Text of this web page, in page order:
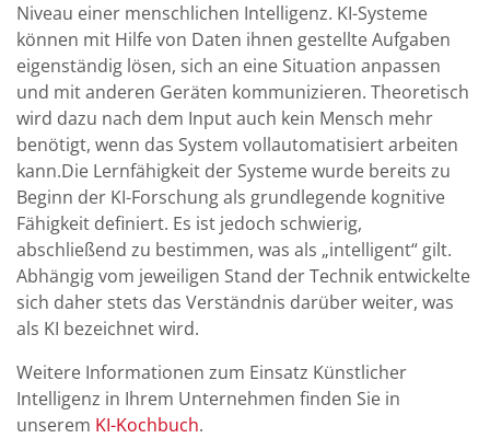
Niveau einer menschlichen Intelligenz. KI-Systeme
können mit Hilfe von Daten ihnen gestellte Aufgaben
eigenständig lösen, sich an eine Situation anpassen
und mit anderen Geräten kommunizieren. Theoretisch
wird dazu nach dem Input auch kein Mensch mehr
benötigt, wenn das System vollautomatisiert arbeiten
kann.Die Lernfähigkeit der Systeme wurde bereits zu
Beginn der KI-Forschung als grundlegende kognitive
Fähigkeit definiert. Es ist jedoch schwierig,
abschließend zu bestimmen, was als „intelligent“ gilt.
Abhängig vom jeweiligen Stand der Technik entwickelte
sich daher stets das Verständnis darüber weiter, was
als KI bezeichnet wird.
Weitere Informationen zum Einsatz Künstlicher
Intelligenz in Ihrem Unternehmen finden Sie in
unserem KI-Kochbuch.